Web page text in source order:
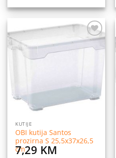
Dodaj
na
KUTIJE
OBI kutija Santos
prozirna S 25,5x37x26,5
cm
7,29 KM